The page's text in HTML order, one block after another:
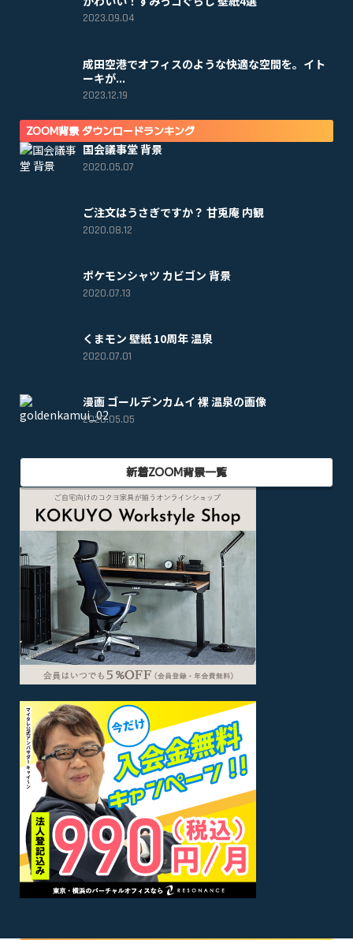
2023.09.04
成田空港でオフィスのような快適な空間を。イト
ーキが...
2023.12.19
ZOOM背景 ダウンロードランキング
国会議事堂 背景
2020.05.07
ご注文はうさぎですか？ 甘兎庵 内観
2020.08.12
ポケモンシャツ カビゴン 背景
2020.07.13
くまモン 壁紙 10周年 温泉
2020.07.01
漫画 ゴールデンカムイ 裸 温泉の画像
2020.05.05
新着ZOOM背景一覧